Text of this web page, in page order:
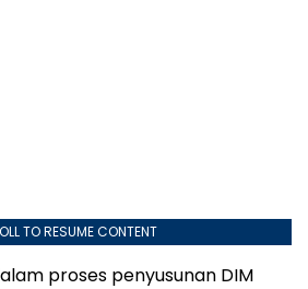
TO RESUME CONTENT
proses penyusunan DIM